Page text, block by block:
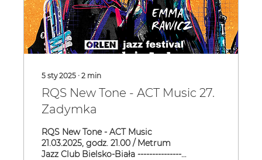
5 sty 2025 ∙ 2 min
RQS New Tone - ACT Music 27.
Zadymka
RQS New Tone - ACT Music
21.03.2025, godz. 21.00 / Metrum
Jazz Club Bielsko-Biała -----------------